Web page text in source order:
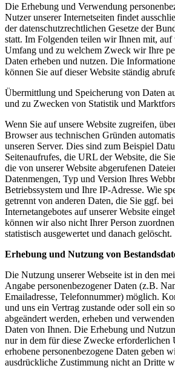
Die Erhebung und Verwendung
Nutzer unserer Internetseiten findet
der datenschutzrechtlichen Gesetze der
statt. Im Folgenden teilen wir Ihnen mit,
Umfang und zu welchem Zweck wir Ihre
Daten erheben und nutzen. Die
können Sie auf dieser Website ständig
Übermittlung und Speicherung von Daten
und zu Zwecken von Statistik und
Wenn Sie auf unsere Website zugreifen,
Browser aus technischen Gründen
unseren Server. Dies sind zum Beispiel
Seitenaufrufes, die URL der Website, die
die von unserer Website abgerufenen
Datenmengen, Typ und Version Ihres
Betriebssystem und Ihre IP-Adresse. Wie
getrennt von anderen Daten, die Sie ggf.
Internetangebotes auf unserer Website
können wir also nicht Ihrer Person
statistisch ausgewertet und danach gelöscht.
Erhebung und Nutzung von
Die Nutzung unserer Webseite ist in den
Angabe personenbezogener Daten (z.B.
Emailadresse, Telefonnummer) möglich.
und uns ein Vertrag zustande oder soll ein
abgeändert werden, erheben und
Daten von Ihnen. Die Erhebung und
nur in dem für diese Zwecke erforderlichen
erhobene personenbezogene Daten geben
ausdrückliche Zustimmung nicht an Dritte